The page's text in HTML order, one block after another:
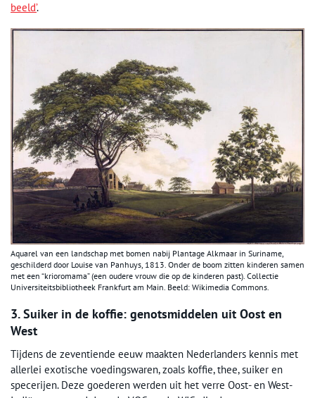
beeld’.
Aquarel van een landschap met bomen nabij Plantage Alkmaar in Suriname,
geschilderd door Louise van Panhuys, 1813. Onder de boom zitten kinderen samen
met een “krioromama” (een oudere vrouw die op de kinderen past). Collectie
Universiteitsbibliotheek Frankfurt am Main. Beeld: Wikimedia Commons.
3. Suiker in de koffie: genotsmiddelen uit Oost en
West
Tijdens de zeventiende eeuw maakten Nederlanders kennis met
allerlei exotische voedingswaren, zoals koffie, thee, suiker en
specerijen. Deze goederen werden uit het verre Oost- en West-